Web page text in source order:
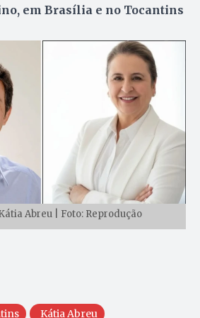
em Brasília e no Tocantins
Abreu | Foto: Reprodução
Kátia Abreu